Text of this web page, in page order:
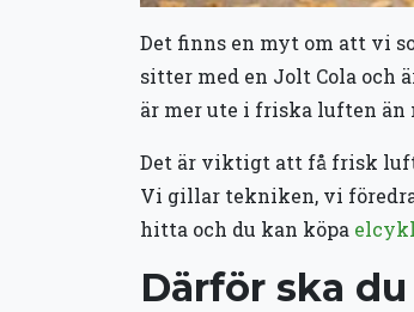
Det finns en myt om att vi
sitter med en Jolt Cola och
är mer ute i friska luften än
Det är viktigt att få frisk
Vi gillar tekniken, vi
hitta och du kan köpa
Därför ska